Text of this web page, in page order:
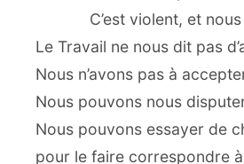
C’est violent, et
Le Travail ne nous dit pas
Nous n’avons pas à
Nous pouvons nous
Nous pouvons essayer de
pour le faire correspondre